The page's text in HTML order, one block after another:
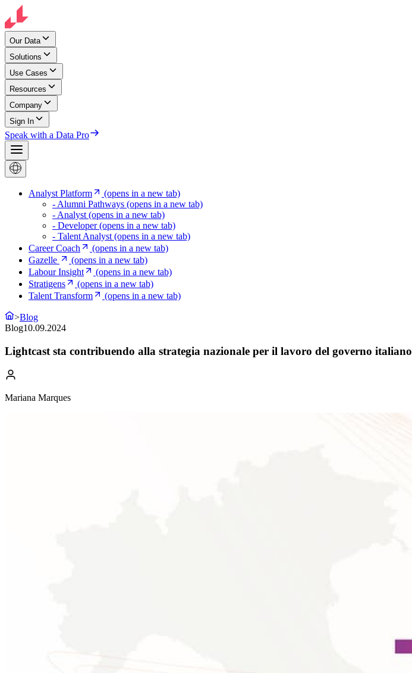
Our Data
Solutions
Use Cases
Resources
Company
Sign In
Speak with a Data Pro
Analyst Platform
(opens in a new tab)
- Alumni Pathways (opens in a new tab)
- Analyst (opens in a new tab)
- Developer(opens in a new tab)
- Talent Analyst (opens in a new tab)
Career Coach
(opens in a new tab)
Gazelle
(opens in a new tab)
Labour Insight
(opens in a new tab)
Stratigens
(opens in a new tab)
Talent Transform
(opens in a new tab)
>Blog
Blog10.09.2024
Lightcast sta contribuendo alla strategia nazionale per il lavoro del governo italiano
Mariana Marques